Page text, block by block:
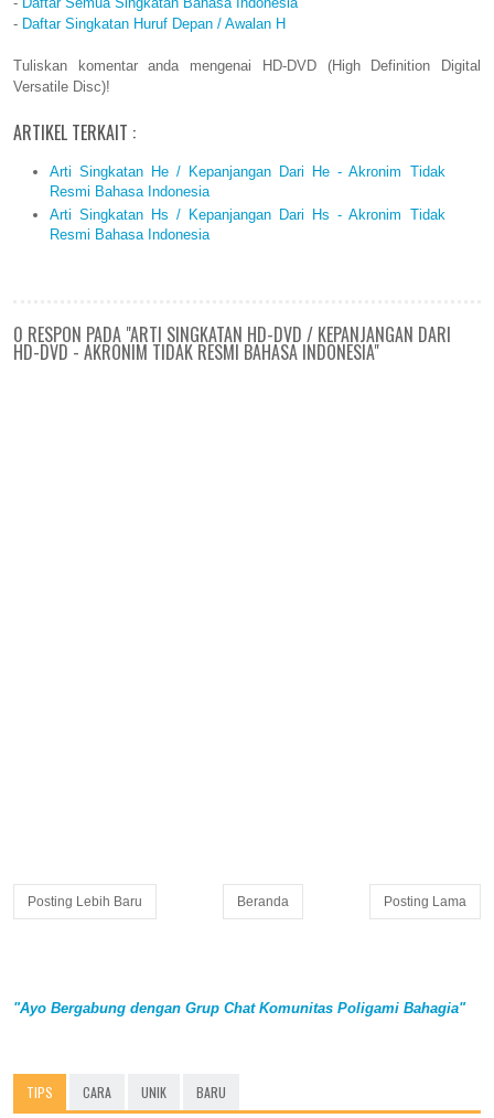
- Daftar Singkatan Huruf Depan / Awalan H
Tuliskan komentar anda mengenai HD-DVD (High Definition Digital
Versatile Disc)!
ARTIKEL TERKAIT :
Arti Singkatan He / Kepanjangan Dari He - Akronim Tidak
Resmi Bahasa Indonesia
Arti Singkatan Hs / Kepanjangan Dari Hs - Akronim Tidak
Resmi Bahasa Indonesia
0 RESPON PADA "ARTI SINGKATAN HD-DVD / KEPANJANGAN DARI
HD-DVD - AKRONIM TIDAK RESMI BAHASA INDONESIA"
Posting Lebih Baru Posting Lama
Beranda
"Ayo Bergabung dengan Grup Chat Komunitas Poligami Bahagia"
TIPS CARA UNIK BARU